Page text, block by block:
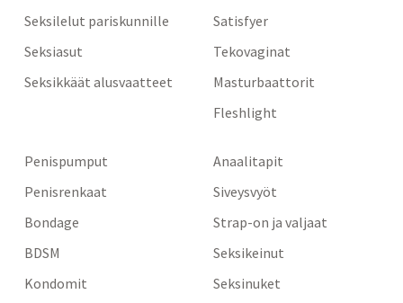
Seksilelut pariskunnille
Seksiasut
Seksikkäät alusvaatteet
Satisfyer
Tekovaginat
Masturbaattorit
Fleshlight
Penispumput
Penisrenkaat
Bondage
BDSM
Kondomit
Anaalitapit
Siveysvyöt
Strap-on ja valjaat
Seksikeinut
Seksinuket